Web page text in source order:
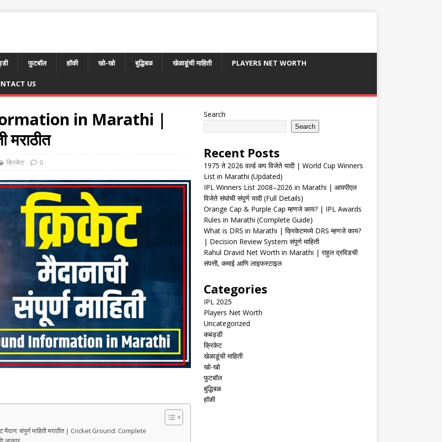
फुटबॉल हॉकी खो-खो बुद्धिबळ खेळाडूंची माहिती PLAYERS NET WORTH
US
in Marathi |
मराठीत
क्रिकेट 0
संपूर्ण माहिती मराठीत | Cricket Ground: Complete
Search
Search
Recent Posts
1975 ते 2026 वर्ल्ड कप विजेते यादी | World Cup Winners
List in Marathi (Updated)
IPL Winners List 2008–2026 in Marathi | आयपीएल
विजेते संघांची संपूर्ण यादी (Full Details)
Orange Cap & Purple Cap म्हणजे काय? | IPL Awards
Rules in Marathi (Complete Guide)
What is DRS in Marathi | क्रिकेटमध्ये DRS म्हणजे काय?
| Decision Review System संपूर्ण माहिती
Rahul Dravid Net Worth in Marathi | राहुल द्रविडची
संपत्ती, कमाई आणि लाइफस्टाइल
Categories
IPL 2025
Players Net Worth
Uncategorized
कबड्डी
क्रिकेट
खेळाडूंची माहिती
खो-खो
फुटबॉल
बुद्धिबळ
हॉकी